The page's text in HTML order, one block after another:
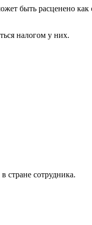
быть расценено как
налогом у них.
стране сотрудника.